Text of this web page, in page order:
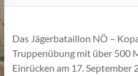
Das Jägerbataillon NÖ –
Truppenübung mit über 500
Einrücken am 17.